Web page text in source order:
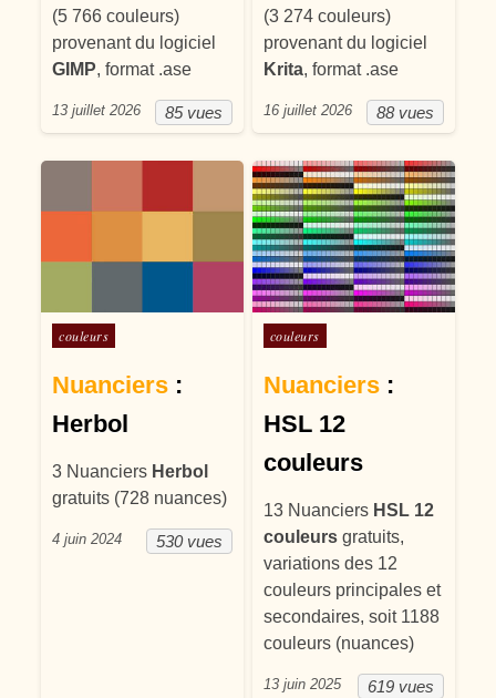
(5 766 couleurs)
provenant du logiciel
GIMP, format .ase
85 vues
13 juillet 2026
(3 274 couleurs)
provenant du logiciel
Krita, format .ase
88 vues
16 juillet 2026
Posté dans
couleurs
Nuanciers :
Herbol
3 Nuanciers Herbol
gratuits (728 nuances)
530 vues
4 juin 2024
Posté dans
couleurs
Nuanciers:
HSL 12
couleurs
13 Nuanciers HSL 12
couleursgratuits,
variations des 12
couleurs principales et
secondaires, soit 1188
couleurs (nuances)
619 vues
13 juin 2025